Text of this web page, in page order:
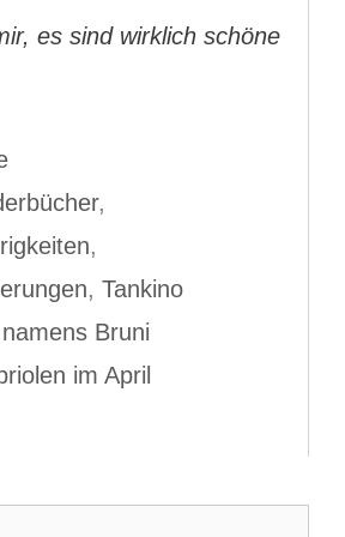
es sind wirklich schöne
,
,
, Tankino
Bruni
im April